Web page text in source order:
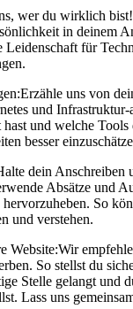
wer du wirklich
in deinem
Leidenschaft für
Erzähle uns von
und
und welche
besser
dein Anschreiben
Absätze und
So
und verstehen.
Website:Wir
So stellst du
Stelle gelangt und
Lass uns